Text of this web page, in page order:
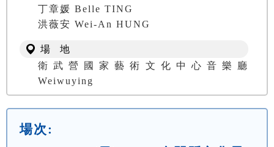
丁章媛 Belle TING
洪薇安 Wei-An HUNG
場 地
衛武營國家藝術文化中心音樂廳
Weiwuying
場次: